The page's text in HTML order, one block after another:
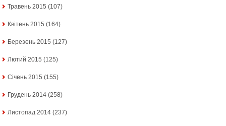
Травень 2015 (107)
Квітень 2015 (164)
Березень 2015 (127)
Лютий 2015 (125)
Січень 2015 (155)
Грудень 2014 (258)
Листопад 2014 (237)